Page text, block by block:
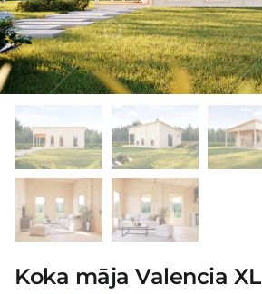
Koka māja Valencia XL